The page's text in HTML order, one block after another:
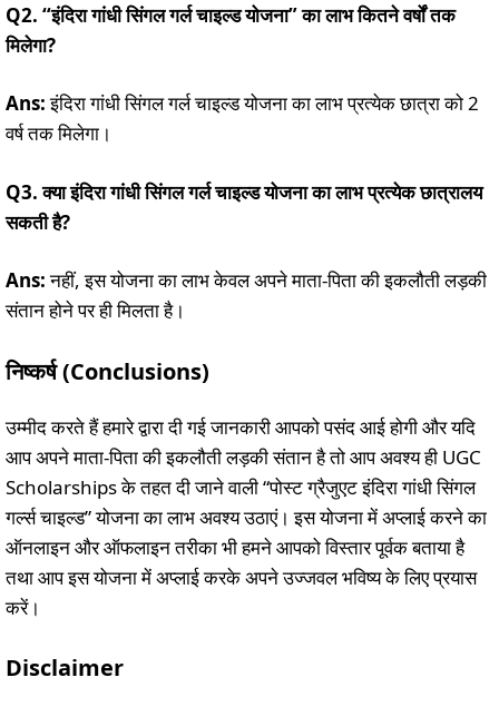
Q2. “इंदिरा गांधी सिंगल गर्ल चाइल्ड योजना” का लाभ कितने वर्षों तक
मिलेगा?
Ans:इंदिरा गांधी सिंगल गर्ल चाइल्ड योजना का लाभ प्रत्येक छात्रा को 2
वर्ष तक मिलेगा।
Q3. क्या इंदिरा गांधी सिंगल गर्ल चाइल्ड योजना का लाभ प्रत्येक छात्रालय
सकती है?
Ans:नहीं, इस योजना का लाभ केवल अपने माता-पिता की इकलौती लड़की
संतान होने पर ही मिलता है।
निष्कर्ष (Conclusions)
उम्मीद करते हैं हमारे द्वारा दी गई जानकारी आपको पसंद आई होगी और यदि
आप अपने माता-पिता की इकलौती लड़की संतान है तो आप अवश्य ही UGC
Scholarships के तहत दी जाने वाली “पोस्ट ग्रैजुएट इंदिरा गांधी सिंगल
गर्ल्स चाइल्ड” योजना का लाभ अवश्य उठाएं। इस योजना में अप्लाई करने का
ऑनलाइन और ऑफलाइन तरीका भी हमने आपको विस्तार पूर्वक बताया है
तथा आप इस योजना में अप्लाई करके अपने उज्जवल भविष्य के लिए प्रयास
करें।
Disclaimer